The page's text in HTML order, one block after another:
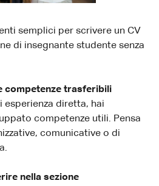
semplici per scrivere un CV
di insegnante studente senza
competenze trasferibili
esperienza diretta, hai
competenze utili. Pensa
comunicative o di
nella sezione